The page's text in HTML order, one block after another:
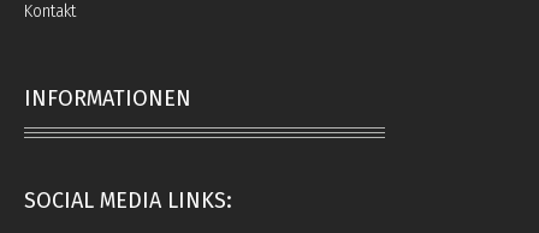
Kontakt
INFORMATIONEN
SOCIAL MEDIA LINKS: